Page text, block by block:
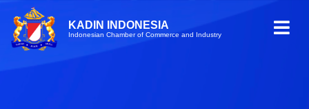
KADIN INDONESIA
Indonesian Chamber of Commerce and Industry